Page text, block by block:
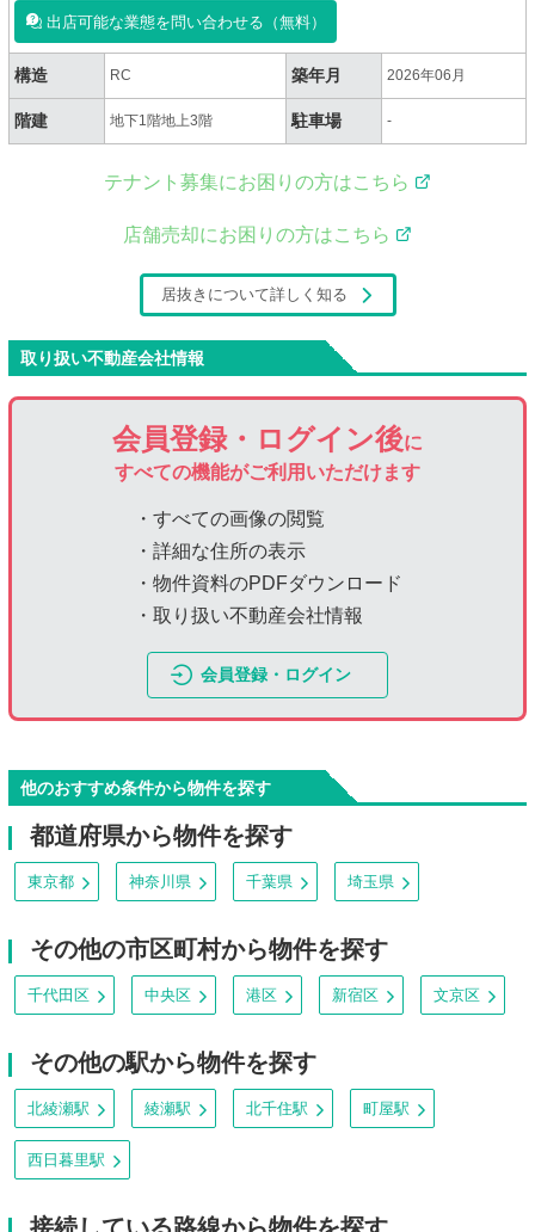
出店可能な業態を問い合わせる（無料）
構造 RC 築年月 2026年06月
階建 地下1階地上3階 駐車場 -
テナント募集にお困りの方はこちら
店舗売却にお困りの方はこちら
居抜きについて詳しく知る
取り扱い不動産会社情報
会員登録・ログイン後に
すべての機能がご利用いただけます
・すべての画像の閲覧
・詳細な住所の表示
・物件資料のPDFダウンロード
・取り扱い不動産会社情報
会員登録・ログイン
他のおすすめ条件から物件を探す
都道府県から物件を探す
東京都 神奈川県 千葉県 埼玉県
その他の市区町村から物件を探す
千代田区 中央区 港区 新宿区 文京区
その他の駅から物件を探す
北綾瀬駅 綾瀬駅 北千住駅 町屋駅
西日暮里駅